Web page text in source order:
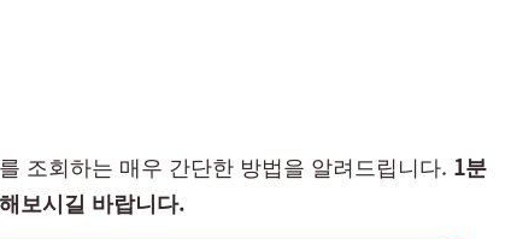
조회하는 매우 간단한 방법을 알려드립니다. 1분
보시길 바랍니다.